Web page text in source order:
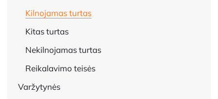
Kilnojamas turtas
Kitas turtas
Nekilnojamas turtas
Reikalavimo teisės
Varžytynės